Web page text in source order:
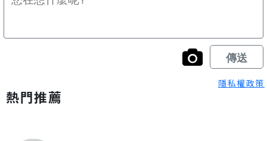
隱私權政策
熱門推薦